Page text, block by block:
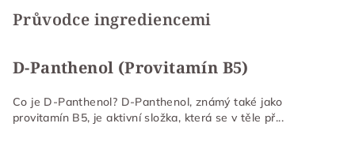
Průvodce ingrediencemi
D-Panthenol (Provitamín B5)
Co je D-Panthenol? D-Panthenol, známý také jako
provitamín B5, je aktivní složka, která se v těle př...